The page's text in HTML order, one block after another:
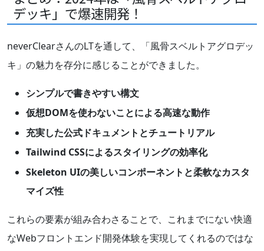
デッキ」で爆速開発！
neverClearさんのLTを通して、「風骨スベルトアグロデッ
キ」の魅力を存分に感じることができました。
シンプルで書きやすい構文
仮想DOMを使わないことによる高速な動作
充実した公式ドキュメントとチュートリアル
Tailwind CSSによるスタイリングの効率化
Skeleton UIの美しいコンポーネントと柔軟なカスタ
マイズ性
これらの要素が組み合わさることで、これまでにない快適
なWebフロントエンド開発体験を実現してくれるのではな